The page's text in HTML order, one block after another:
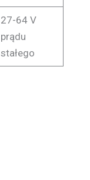
27-64 V
prądu
stałego